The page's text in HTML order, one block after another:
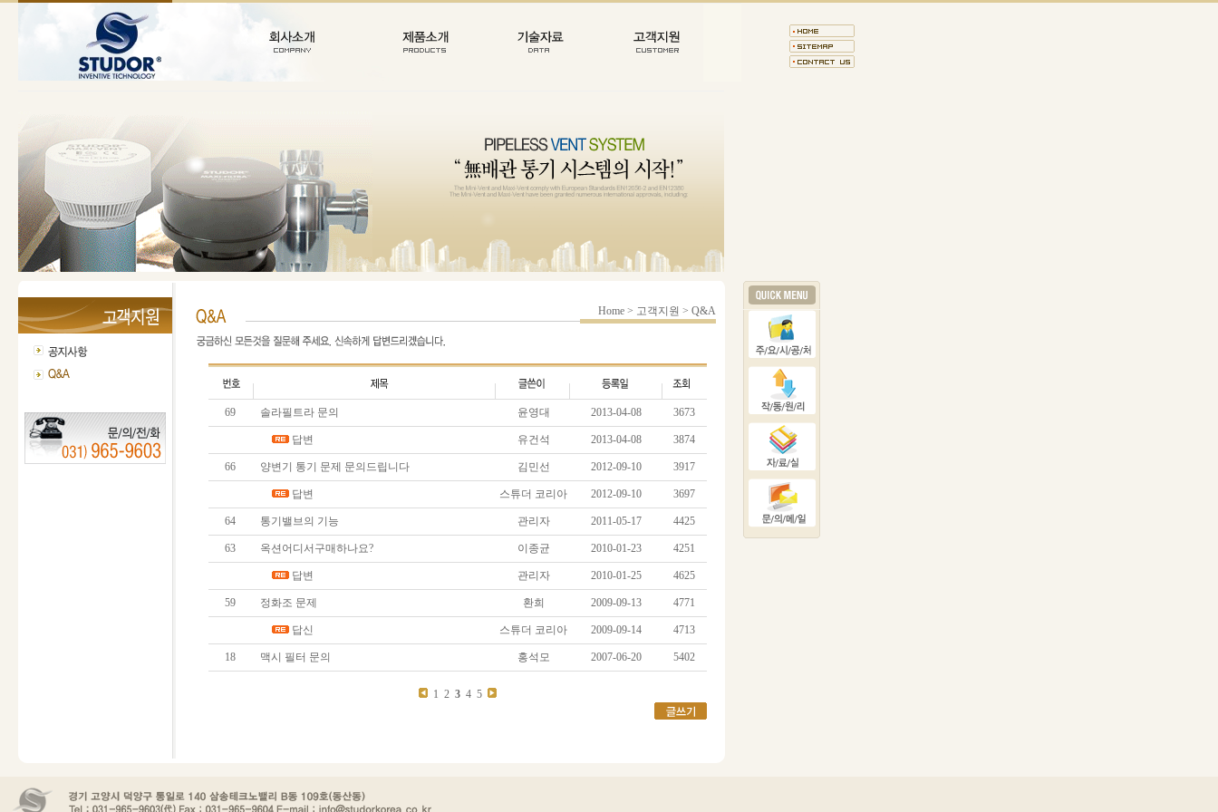
Home > 고객지원 > Q&A
69 솔라필트라 문의 윤영대 2013-04-08 3673
답변 유건석 2013-04-08 3874
66 양변기 통기 문제 문의드립니다 김민선 2012-09-10 3917
답변 스튜더 코리아 2012-09-10 3697
64 통기밸브의 기능 관리자 2011-05-17 4425
63 옥션어디서구매하나요? 이종균 2010-01-23 4251
답변 관리자 2010-01-25 4625
59 정화조 문제 환희 2009-09-13 4771
답신 스튜더 코리아 2009-09-14 4713
18 맥시 필터 문의 홍석모 2007-06-20 5402
1 2 3 4 5